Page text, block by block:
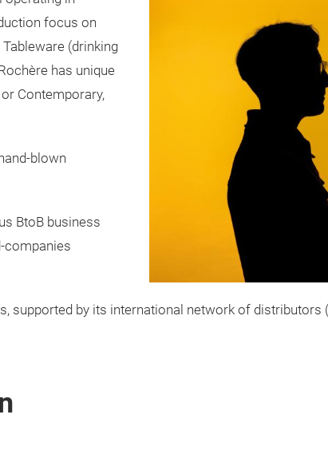
focus on
(drinking
has unique
Contemporary,
blown
BtoB business
companies
supported by its international network of distributors